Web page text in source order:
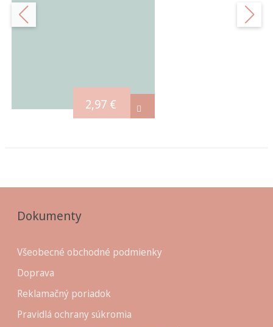
2,97 €
Dokumenty
Všeobecné obchodné podmienky
Doprava
Reklamačný poriadok
Pravidlá ochrany súkromia